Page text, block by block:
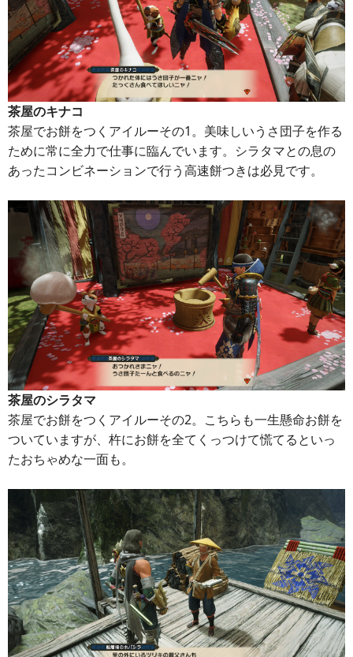
茶屋のキナコ
茶屋でお餅をつくアイルーその1。美味しいうさ団子を作る
ために常に全力で仕事に臨んでいます。シラタマとの息の
あったコンビネーションで行う高速餅つきは必見です。
茶屋のシラタマ
茶屋でお餅をつくアイルーその2。こちらも一生懸命お餅を
ついていますが、杵にお餅を全てくっつけて慌てるといっ
たおちゃめな一面も。